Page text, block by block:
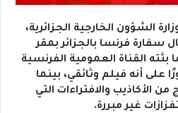
الشؤون الخارجية الجزائرية،
سفارة فرنسا بالجزائر بمقر
بثته القناة العمومية الفرنسية
على أنه فيلم وثائقي، بينما
الأكاذيب والافتراءات التي
غير مبررة.